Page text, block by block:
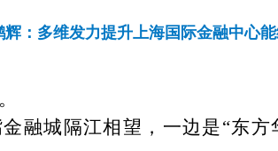
辉：多维发力提升上海国际金融中心
融城隔江相望，一边是“东方